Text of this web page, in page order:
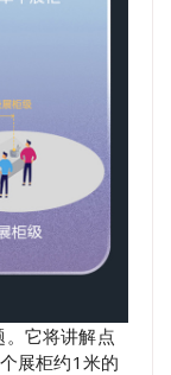
它将讲解点
展柜约1米的